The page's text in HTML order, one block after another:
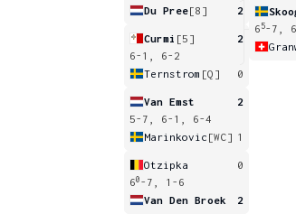
Du Pree[8] 2
Curmi [5]
2
6-1, 6-2
Ternstrom [Q] 0
Van Emst
2
5-7, 6-1, 6-4
Marinkovic [WC] 1
Otzipka
0
60 -7, 1-6
Van Den Broek
2
6 5-7,